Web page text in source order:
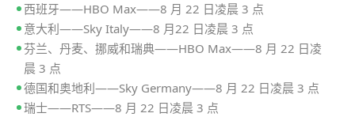
西班牙——HBO Max——8 月 22 日凌晨 3 点
意大利——Sky Italy——8 月22 日凌晨 3 点
芬兰、丹麦、挪威和瑞典——HBO Max——8 月 22 日凌
晨 3 点
德国和奥地利——Sky Germany——8 月 22 日凌晨 3 点
瑞士——RTS——8 月 22 日凌晨 3 点